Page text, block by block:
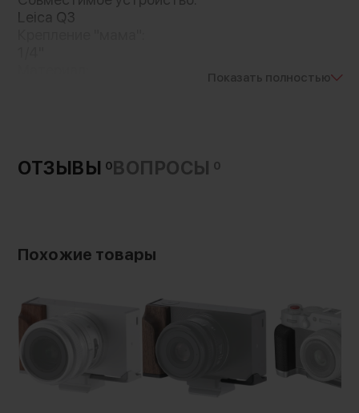
Leica Q3
Показать полностью
ОТЗЫВЫ 0ВОПРОСЫ 0
Похожие товары